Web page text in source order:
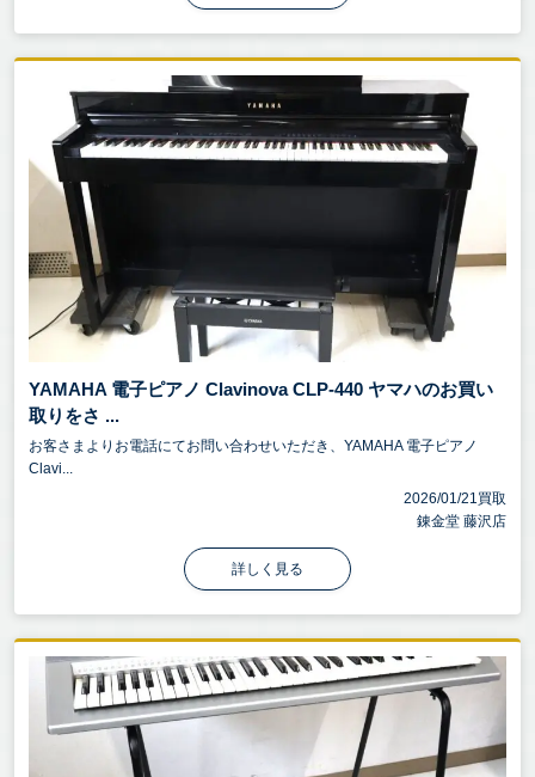
YAMAHA 電子ピアノ Clavinova CLP-440 ヤマハのお買い
取りをさ ...
お客さまよりお電話にてお問い合わせいただき、YAMAHA 電子ピアノ
Clavi...
2026/01/21買取
錬金堂 藤沢店
詳しく見る